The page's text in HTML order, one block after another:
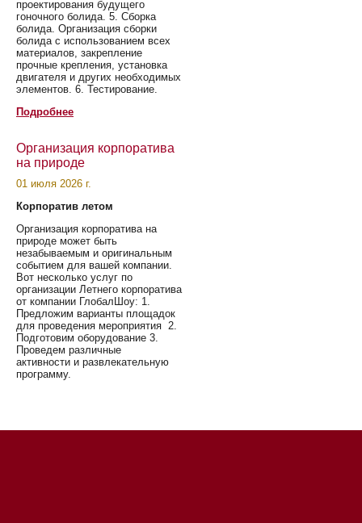
проектирования будущего
гоночного болида. 5. Сборка
болида. Организация сборки
болида с использованием всех
материалов, закрепление
прочные крепления, установка
двигателя и других необходимых
элементов. 6. Тестирование.
Подробнее
Организация корпоратива
на природе
01 июля 2026 г.
Корпоратив летом
Организация корпоратива на
природе может быть
незабываемым и оригинальным
событием для вашей компании.
Вот несколько услуг по
организации Летнего корпоратива
от компании ГлобалШоу: 1.
Предложим варианты площадок
для проведения мероприятия 2.
Подготовим оборудование 3.
Проведем различные
активности и развлекательную
программу.